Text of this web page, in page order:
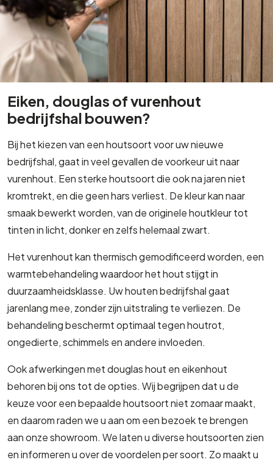
Eiken, douglas of vurenhout
bedrijfshal bouwen?
Bij het kiezen van een houtsoort voor uw nieuwe
bedrijfshal, gaat in veel gevallen de voorkeur uit naar
vurenhout. Een sterke houtsoort die ook na jaren niet
kromtrekt, en die geen hars verliest. De kleur kan naar
smaak bewerkt worden, van de originele houtkleur tot
tinten in licht, donker en zelfs helemaal zwart.
Het vurenhout kan thermisch gemodificeerd worden, een
warmtebehandeling waardoor het hout stijgt in
duurzaamheidsklasse. Uw houten bedrijfshal gaat
jarenlang mee, zonder zijn uitstraling te verliezen. De
behandeling beschermt optimaal tegen houtrot,
ongedierte, schimmels en andere invloeden.
Ook afwerkingen met douglas hout en eikenhout
behoren bij ons tot de opties. Wij begrijpen dat u de
keuze voor een bepaalde houtsoort niet zomaar maakt,
en daarom raden we u aan om een bezoek te brengen
aan onze showroom. We laten u diverse houtsoorten zien
en informeren u over de voordelen per soort. Zo maakt u